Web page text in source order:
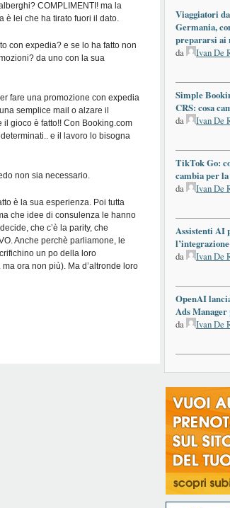
COMPLIMENTI! ma la
è lei che ha tirato fuori il dato.
con expedia? e se lo ha fatto non
da uno con la sua
fare una promozione con expedia
semplice mail o alzare il
gioco è fatto!! Con Booking.com
e il lavoro lo bisogna
non sia necessario.
è la sua esperienza. Poi tutta
che idee di consulenza le hanno
che c’è la parity, che
Anche perchè parliamone, le
un po della loro
ora non più). Ma d’altronde loro
Viaggiatori
Germania,
prepararsi ai
da
Ivan De
Simple
CRS: cosa
da
Ivan De
TikTok Go:
cambia per
da
Ivan De
Assistenti AI
da
Ivan De
OpenAI
Ads
da
Ivan De